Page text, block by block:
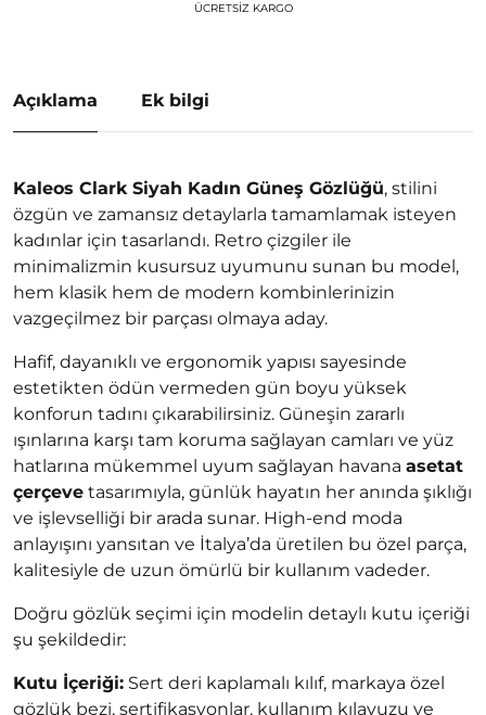
ÜCRETSIZ KARGO
Açıklama Ek bilgi
Kaleos Clark Siyah Kadın Güneş Gözlüğü, stilini
özgün ve zamansız detaylarla tamamlamak isteyen
kadınlar için tasarlandı. Retro çizgiler ile
minimalizmin kusursuz uyumunu sunan bu model,
hem klasik hem de modern kombinlerinizin
vazgeçilmez bir parçası olmaya aday.
Hafif, dayanıklı ve ergonomik yapısı sayesinde
estetikten ödün vermeden gün boyu yüksek
konforun tadını çıkarabilirsiniz. Güneşin zararlı
ışınlarına karşı tam koruma sağlayan camları ve yüz
hatlarına mükemmel uyum sağlayan havana asetat
çerçeve tasarımıyla, günlük hayatın her anında şıklığı
ve işlevselliği bir arada sunar. High-end moda
anlayışını yansıtan ve İtalya’da üretilen bu özel parça,
kalitesiyle de uzun ömürlü bir kullanım vadeder.
Doğru gözlük seçimi için modelin detaylı kutu içeriği
şu şekildedir:
Kutu İçeriği: Sert deri kaplamalı kılıf, markaya özel
gözlük bezi, sertifikasyonlar, kullanım kılavuzu ve